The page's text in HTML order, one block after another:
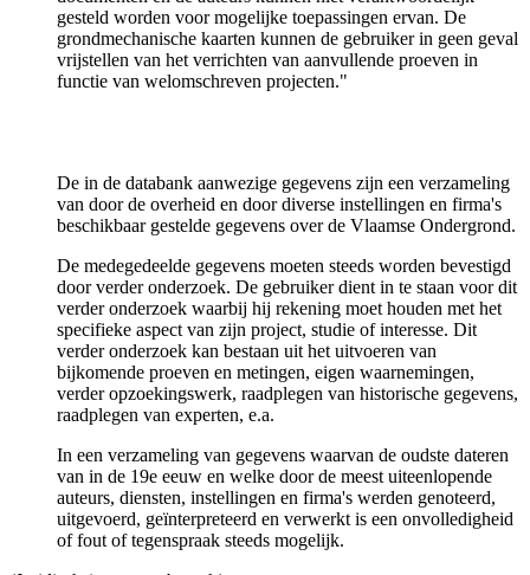
gesteld worden voor mogelijke toepassingen ervan. De
grondmechanische kaarten kunnen de gebruiker in geen geval
vrijstellen van het verrichten van aanvullende proeven in
functie van welomschreven projecten."
De in de databank aanwezige gegevens zijn een verzameling
van door de overheid en door diverse instellingen en firma's
beschikbaar gestelde gegevens over de Vlaamse Ondergrond.
De medegedeelde gegevens moeten steeds worden bevestigd
door verder onderzoek. De gebruiker dient in te staan voor dit
verder onderzoek waarbij hij rekening moet houden met het
specifieke aspect van zijn project, studie of interesse. Dit
verder onderzoek kan bestaan uit het uitvoeren van
bijkomende proeven en metingen, eigen waarnemingen,
verder opzoekingswerk, raadplegen van historische gegevens,
raadplegen van experten, e.a.
In een verzameling van gegevens waarvan de oudste dateren
van in de 19e eeuw en welke door de meest uiteenlopende
auteurs, diensten, instellingen en firma's werden genoteerd,
uitgevoerd, geïnterpreteerd en verwerkt is een onvolledigheid
of fout of tegenspraak steeds mogelijk.